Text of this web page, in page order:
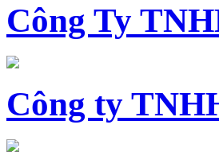
Công Ty
Công ty